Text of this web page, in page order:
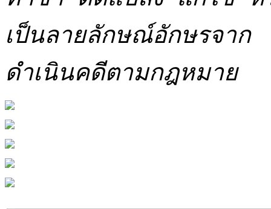
เป็นลายลักษณ์อักษรจาก
ดำเนินคดีตามกฎหมาย